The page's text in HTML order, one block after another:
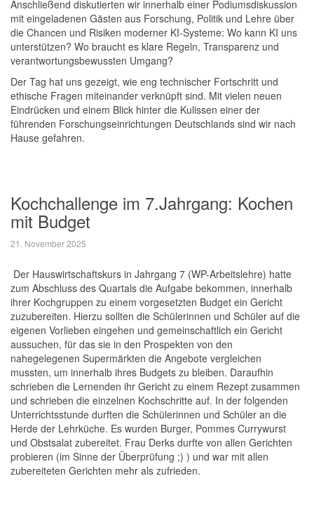
Anschließend diskutierten wir innerhalb einer Podiumsdiskussion
mit eingeladenen Gästen aus Forschung, Politik und Lehre über
die Chancen und Risiken moderner KI-Systeme: Wo kann KI uns
unterstützen? Wo braucht es klare Regeln, Transparenz und
verantwortungsbewussten Umgang?
Der Tag hat uns gezeigt, wie eng technischer Fortschritt und
ethische Fragen miteinander verknüpft sind. Mit vielen neuen
Eindrücken und einem Blick hinter die Kulissen einer der
führenden Forschungseinrichtungen Deutschlands sind wir nach
Hause gefahren.
Kochchallenge im 7.Jahrgang: Kochen
mit Budget
21. November 2025
Der Hauswirtschaftskurs in Jahrgang 7 (WP-Arbeitslehre) hatte
zum Abschluss des Quartals die Aufgabe bekommen, innerhalb
ihrer Kochgruppen zu einem vorgesetzten Budget ein Gericht
zuzubereiten. Hierzu sollten die Schülerinnen und Schüler auf die
eigenen Vorlieben eingehen und gemeinschaftlich ein Gericht
aussuchen, für das sie in den Prospekten von den
nahegelegenen Supermärkten die Angebote vergleichen
mussten, um innerhalb ihres Budgets zu bleiben. Daraufhin
schrieben die Lernenden ihr Gericht zu einem Rezept zusammen
und schrieben die einzelnen Kochschritte auf. In der folgenden
Unterrichtsstunde durften die Schülerinnen und Schüler an die
Herde der Lehrküche. Es wurden Burger, Pommes Currywurst
und Obstsalat zubereitet. Frau Derks durfte von allen Gerichten
probieren (im Sinne der Überprüfung ;) ) und war mit allen
zubereiteten Gerichten mehr als zufrieden.